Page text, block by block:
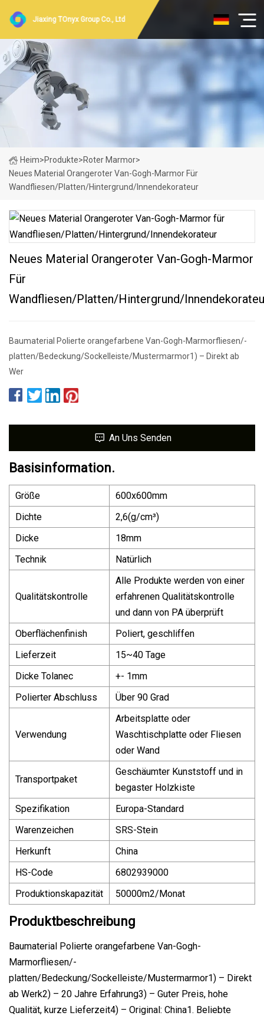
Jiaxing TOnyx Group Co., Ltd
Heim>Produkte>Roter Marmor>
Neues Material Orangeroter Van-Gogh-Marmor Für
Wandfliesen/Platten/Hintergrund/Innendekorateur
Neues Material Orangeroter Van-Gogh-Marmor
Für
Wandfliesen/Platten/Hintergrund/
Baumaterial Polierte orangefarbene Van-Gogh-Marmorfliesen/-
platten/Bedeckung/Sockelleiste/Mustermarmor1) – Direkt ab
Wer
An Uns Senden
Basisinformation.
Größe
600x600mm
Dichte
2,6(g/cm³)
Dicke
18mm
Technik
Natürlich
Qualitätskontrolle
Alle Produkte werden von einer
erfahrenen Qualitätskontrolle
und dann von PA überprüft
Oberflächenfinish
Poliert, geschliffen
Lieferzeit
15~40 Tage
Dicke Tolanec
+- 1mm
Polierter Abschluss
Über 90 Grad
Verwendung
Arbeitsplatte oder
Waschtischplatte oder Fliesen
oder Wand
Transportpaket
Geschäumter Kunststoff und in
begaster Holzkiste
Spezifikation
Europa-Standard
Warenzeichen
SRS-Stein
Herkunft
China
HS-Code
6802939000
Produktionskapazität
50000m2/Monat
Produktbeschreibung
Baumaterial Polierte orangefarbene Van-Gogh-
Marmorfliesen/-
platten/Bedeckung/Sockelleiste/Mustermarmor1) – Direkt
ab Werk2) – 20 Jahre Erfahrung3) – Guter Preis, hohe
Qualität, kurze Lieferzeit4) – Original: China1. Beliebte